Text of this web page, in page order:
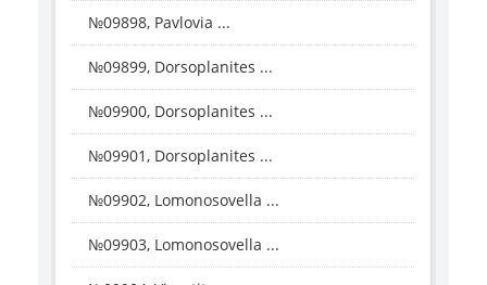
№09898, Pavlovia ...
№09899, Dorsoplanites ...
№09900, Dorsoplanites ...
№09901, Dorsoplanites ...
№09902, Lomonosovella ...
№09903, Lomonosovella ...